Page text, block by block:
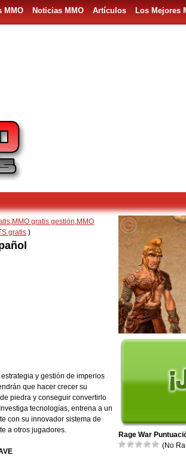
MMO Noticias MMO Artículos Los Mejores
Rage War
(No
,MMO gratis gestión,MMO
gratis )
y gestión de imperios
que hacer crecer su
piedra y conseguir convertirlo
tecnologías, entrena a un
con su innovador sistema de
a otros jugadores.